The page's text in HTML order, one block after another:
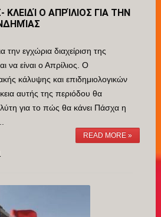
Ο ΑΠΡΊΛΙΟΣ ΓΙΑ ΤΗΝ
εγχώρια διαχείριση της
να είναι ο Απρίλιος. Ο
κάλυψης και επιδημιολογικών
αυτής της περιόδου θα
για το πώς θα κάνει Πάσχα η
READ MORE »